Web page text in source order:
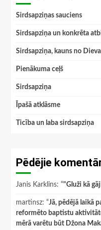
Sirdsapziņas sauciens
Sirdsapziņa un konkrēta
Sirdsapziņa, kauns no Dieva
Pienākuma ceļš
Sirdsapziņa
Īpašā atklāsme
Ticība un laba sirdsapziņa
Pēdējie
Janis Karklins: “"Gluži kā
martinsz: “Jā, pēdējā laikā
reformēto baptistu
mērā varētu būt Džona